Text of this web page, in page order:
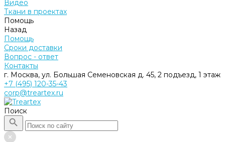
Видео
Ткани в проектах
Помощь
Назад
Помощь
Сроки доставки
Вопрос - ответ
Контакты
г. Москва, ул. Большая Семеновская д. 45, 2 подъезд, 1 этаж
+7 (495) 120-35-43
corp@treartex.ru
Поиск